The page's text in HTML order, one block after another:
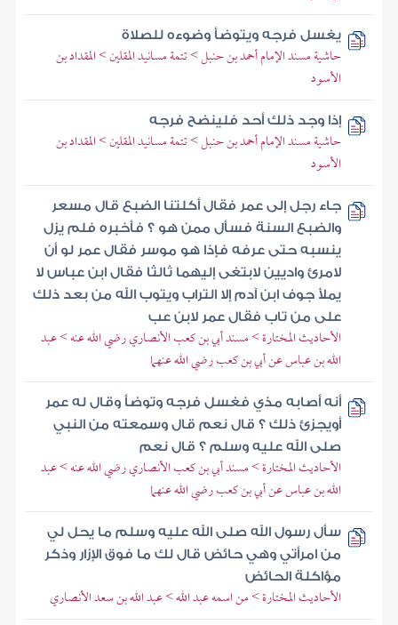
يغسل فرجه ويتوضأ وضوءه للصلاة
حاشية مسند الإمام أحمد بن حنبل > تتمة مسانيد المقلين > المقداد بن
الأسود
إذا وجد ذلك أحد فلينضح فرجه
حاشية مسند الإمام أحمد بن حنبل > تتمة مسانيد المقلين > المقداد بن
الأسود
جاء رجل إلى عمر فقال أكلتنا الضبع قال مسعر
والضبع السنة فسأل ممن هو ؟ فأخبره فلم يزل
ينسبه حتى عرفه فإذا هو موسر فقال عمر لو أن
لامرئ واديين لابتغى إليهما ثالثا فقال ابن عباس لا
يملأ جوف ابن آدم إلا التراب ويتوب الله من بعد ذلك
على من تاب فقال عمر لابن عب
الأحاديث المختارة > مسند أبي بن كعب الأنصاري رضي الله عنه > عبد
الله بن عباس عن أبي بن كعب رضي الله عنهما
أنه أصابه مذي فغسل فرجه وتوضأ وقال له عمر
أويجزئ ذلك ؟ قال نعم قال وسمعته من النبي
صلى الله عليه وسلم ؟ قال نعم
الأحاديث المختارة > مسند أبي بن كعب الأنصاري رضي الله عنه > عبد
الله بن عباس عن أبي بن كعب رضي الله عنهما
سأل رسول الله صلى الله عليه وسلم ما يحل لي
من امرأتي وهي حائض قال لك ما فوق الإزار وذكر
مؤاكلة الحائض
الأحاديث المختارة > من اسمه عبد الله > عبد الله بن سعد الأنصاري